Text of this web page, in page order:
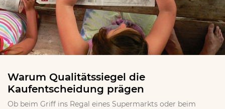
Warum Qualitätssiegel die
Kaufentscheidung prägen
Ob beim Griff ins Regal eines Supermarkts oder beim